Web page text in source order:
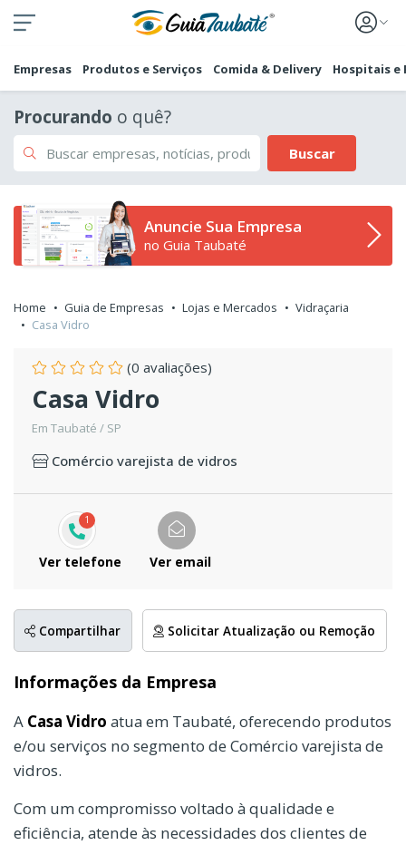
Empresas Produtos e Serviços Comida & Delivery Hospitais e
Procurando o quê?
Buscar
Anuncie Sua Empresa
no Guia Taubaté
Home Guia de Empresas Lojas e Mercados
Vidraçaria
Casa Vidro
(0 avaliações)
Casa Vidro
Em Taubaté / SP
Comércio varejista de vidros
1
Ver telefone Ver email
Compartilhar Solicitar Atualização ou Remoção
Informações da Empresa
A Casa Vidro atua em Taubaté, oferecendo produtos
e/ou serviços no segmento de Comércio varejista de
vidros.
Com um compromisso voltado à qualidade e
eficiência, atende às necessidades dos clientes de